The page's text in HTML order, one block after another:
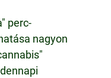
perc-
nagyon